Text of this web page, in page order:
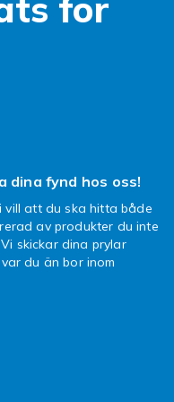
ochläppsminkför
och tinted
täckning, fukt
och naturlig
du inte vill ha
vill se fräsch
för
(en
verktyg). Förvara
på
för
dina fynd hos oss!
vill att du ska hitta både
av produkter du inte
skickar dina prylar
du än bor inom